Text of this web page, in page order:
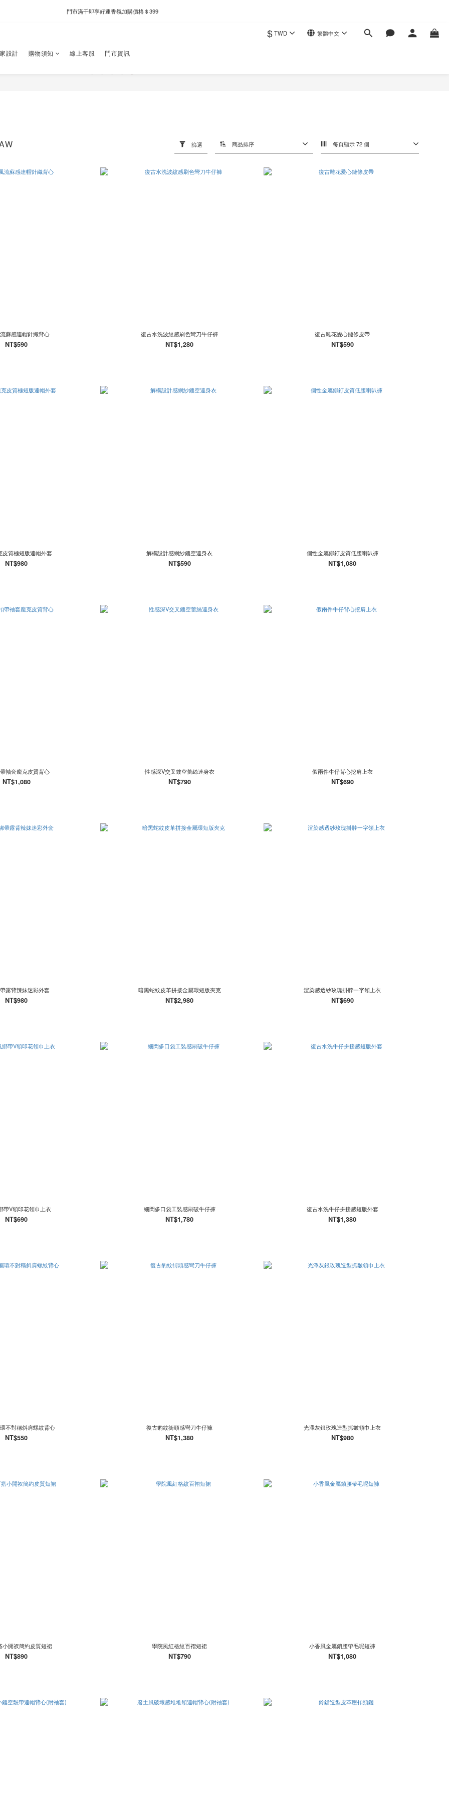
新自製款系列首批限時優惠｜單件95折，任兩件9折
$ TWD 繁體中文
設計 購物須知 線上客服 門市資訊
篩選 商品排序 每頁顯示 72 個
蘇感連帽針織背心
NT$590
復古水洗波紋感刷色彎刀牛仔褲
NT$1,280
復古雕花愛心鏈條皮帶
NT$590
皮質極短版連帽外套
NT$980
解構設計感網紗鏤空連身衣
NT$590
個性金屬鉚釘皮質低腰喇叭褲
NT$1,080
袖套龐克皮質背心
NT$1,080
性感深V交叉鏤空蕾絲連身衣
NT$790
假兩件牛仔背心挖肩上衣
NT$690
露背辣妹迷彩外套
NT$980
暗黑蛇紋皮革拼接金屬環短版夾克
NT$2,980
渲染感透紗玫瑰掛脖一字領上衣
NT$690
帶V領印花領巾上衣
NT$690
細閃多口袋工裝感刷破牛仔褲
NT$1,780
復古水洗牛仔拼接感短版外套
NT$1,380
不對稱斜肩螺紋背心
NT$550
復古豹紋街頭感彎刀牛仔褲
NT$1,380
光澤灰銀玫瑰造型抓皺領巾上衣
NT$980
小開衩簡約皮質短裙
NT$890
學院風紅格紋百褶短裙
NT$790
小香風金屬鎖腰帶毛呢短褲
NT$1,080